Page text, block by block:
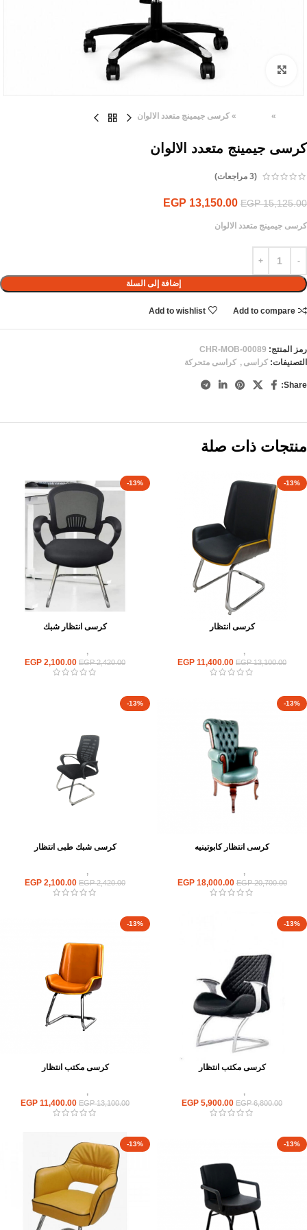
Click to enlarge
»
» كرسى جيمينج متعدد الالوان
كرسى جيمينج متعدد الالوان
(
3 مراجعات)
EGP15,125.00
EGP 13,150.00
كرسى جيمينج متعدد الالوان
إضافة إلى السلة
Add to compare
Add to wishlist
رمز المنتج: CHR-MOB-00089
التصنيفات: كراسى , كراسى متحركة
Share:
منتجات ذات صلة
-13%
كرسى انتظار
,
EGP13,100.00
EGP 11,400.00
-13%
كرسى انتظار شبك
,
EGP2,420.00
EGP 2,100.00
-13%
كرسى انتظار كابوتينيه
,
EGP20,700.00
EGP18,000.00
-13%
كرسى شبك طبى انتظار
,
EGP2,420.00
EGP 2,100.00
-13%
كرسى مكتب انتظار
,
EGP6,800.00
EGP 5,900.00
-13%
كرسى مكتب انتظار
,
EGP13,100.00
EGP 11,400.00
-13%
-13%